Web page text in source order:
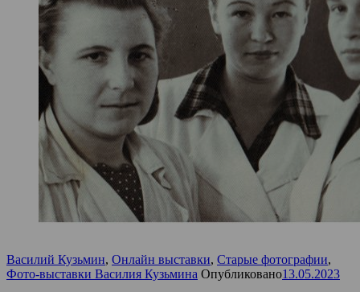
Василий Кузьмин, Онлайн выставки, Старые фотографии,
Фото-выставки Василия Кузьмина Опубликовано13.05.2023